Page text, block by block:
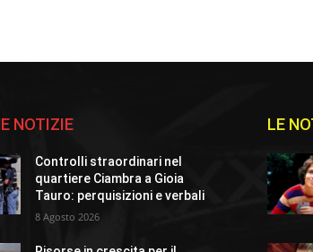
NOTIZIE
Controlli straordinari nel
quartiere Ciambra a Gioia
Tauro: perquisizioni e verbali
8 Agosto 2026
LE